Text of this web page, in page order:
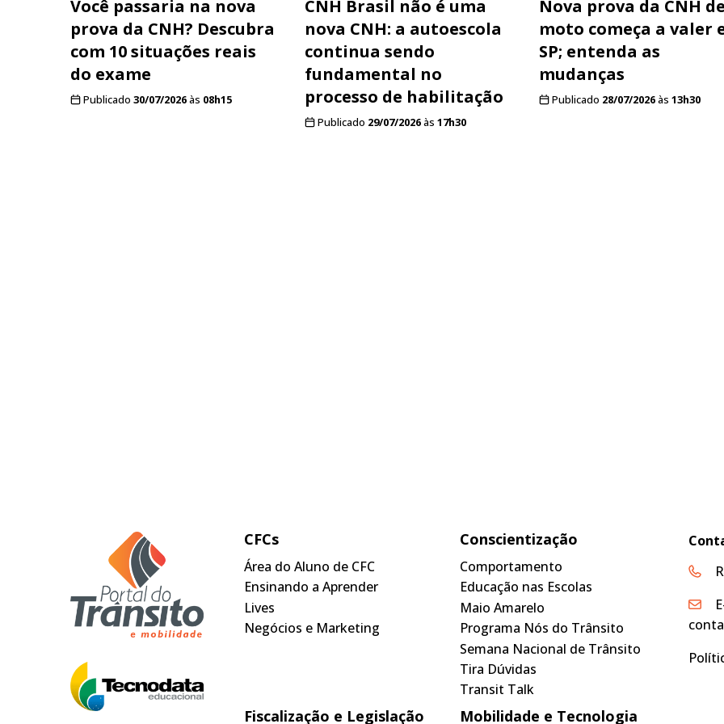
Você passaria na nova
prova da CNH? Descubra
com 10 situações reais
do exame
Publicado 30/07/2026às 08h15
CNH Brasil não é uma
nova CNH: a autoescola
continua sendo
fundamental no
processo de habilitação
Publicado 29/07/2026às 17h30
Nova prova da CNH de
moto começa a valer
SP; entenda as
mudanças
Publicado 28/07/2026às 13h30
CFCs
Área do Aluno de CFC
Ensinando a Aprender
Lives
Negócios e Marketing
Conscientização
Comportamento
Educação nas Escolas
Maio Amarelo
Programa Nós do Trânsito
Semana Nacional de Trânsito
Tira Dúvidas
Transit Talk
Fiscalização e Legislação Mobilidade e Tecnologia